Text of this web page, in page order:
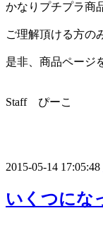
かなりプチプラ商
ご理解頂ける方の
是非、商品ペー
Staff ぴーこ
2015-05-14 17:05:48
いくつにな